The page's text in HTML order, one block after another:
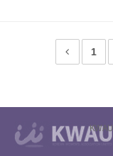
1
KWAU